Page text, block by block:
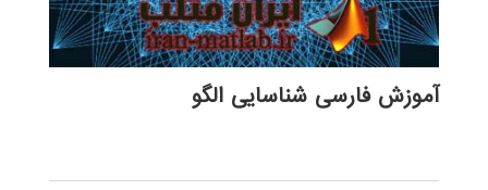
آموزش فارسی شناسایی الگو